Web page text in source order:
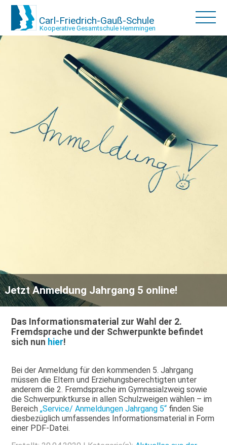
Carl-Friedrich-Gauß-Schule
Kooperative Gesamtschule Hemmingen
Jetzt Anmeldung Jahrgang 5 online!
Das Informationsmaterial zur Wahl der 2.
Fremdsprache und der Schwerpunkte befindet
sich nun hier!
Bei der Anmeldung für den kommenden 5. Jahrgang
müssen die Eltern und Erziehungsberechtigten unter
anderem die 2. Fremdsprache im Gymnasialzweig sowie
die Schwerpunktkurse in allen Schulzweigen wählen – im
Bereich„Service/ Anmeldungen Jahrgang 5“ finden Sie
diesbezüglich umfassendes Informationsmaterial in Form
einer PDF-Datei.